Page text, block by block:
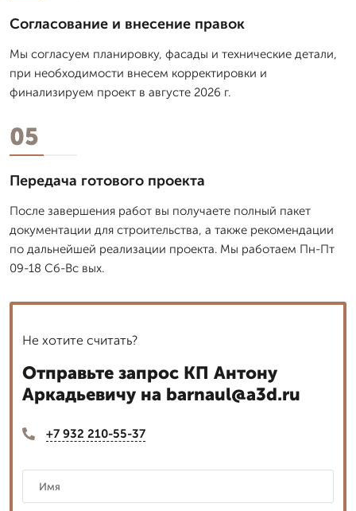
Согласование и внесение правок
Мы согласуем планировку, фасады и технические детали,
при необходимости внесем корректировки и
финализируем проект в августе 2026 г.
05
Передача готового проекта
После завершения работ вы получаете полный пакет
документации для строительства, а также рекомендации
по дальнейшей реализации проекта. Мы работаем Пн-Пт
09-18 Сб-Вс вых.
Не хотите считать?
Отправьте запрос КП Антону
Аркадьевичу на barnaul@a3d.ru
+7 932 210-55-37